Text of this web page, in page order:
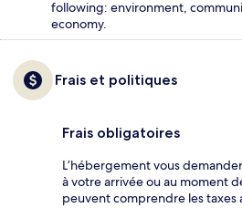
following: environment,
economy.
Frais et politiques
Frais obligatoires
L’hébergement vous
à votre arrivée ou au moment
peuvent comprendre les taxes